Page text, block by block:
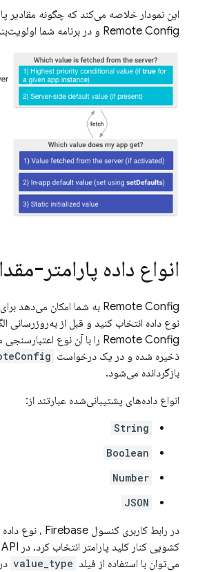
این نمودار خلاصه می‌کند که چگونه مقادیر
Remote Config و در برنامه شما
انواع داده پارامتر-
Remote Config به شما امکان می‌دهد
نوع داده انتخاب کنید و قبل از به‌روزرسانی
Remote Config را با آن نوع
ذخیره شده و در یک درخواست
بازگردانده می‌شود.
انواع داده‌های پشتیبانی‌شده عبارتند از:
String
Boolean
Number
JSON
در رابط کاربری کنسول Firebase ، نوع
می‌توان با استفاده از فیلد value_type